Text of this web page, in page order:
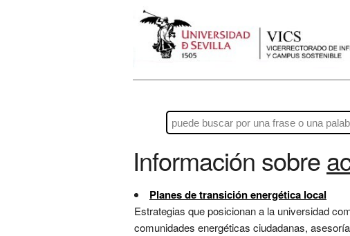
Información sobre
Planes de transición energética local
Estrategias que posicionan a la universidad
comunidades energéticas ciudadanas,